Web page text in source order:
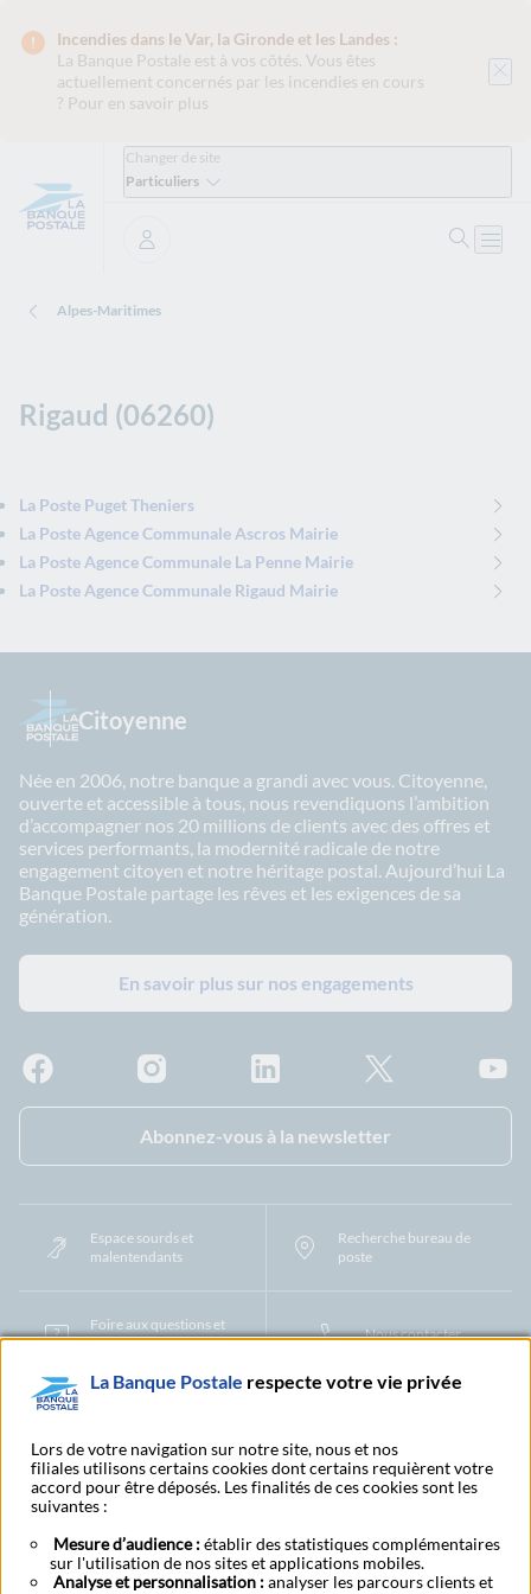
Incendies dans le Var, la Gironde et les Landes :
La Banque Postale est à vos côtés. Vous êtes
actuellement concernés par les incendies en cours
? Pour en savoir plus
Changer de site
Particuliers
Se connecter
Alpes-Maritimes
Rigaud (06260)
La Poste Puget Theniers
La Poste Agence Communale Ascros Mairie
La Poste Agence Communale La Penne Mairie
La Poste Agence Communale Rigaud Mairie
Citoyenne
Née en 2006, notre banque a grandi avec vous. Citoyenne,
ouverte et accessible à tous, nous revendiquons l’ambition
d’accompagner nos 20 millions de clients avec des offres et
services performants, la modernité radicale de notre
engagement citoyen et notre héritage postal. Aujourd’hui La
Banque Postale partage les rêves et les exigences de sa
génération.
En savoir plus sur nos engagements
Abonnez-vous à la newsletter
Espace sourds et
malentendants
Recherche bureau de
poste
Foire aux questions et
centre d'aide
Nous contacter
Protection des Données à Caractère PersonnelFiliales et partenaires
CookiesGestion des cookiesActualiser vos informations
Contestation et réclamation Coordonnées Centres Financiers
Alertes fraudes et points de vigilance Actualités réglementaires CGU
Aide navigateur et systèmes d'exploitation
Vider le cache de votre navigateurLexique Aide et accessibilité
La Banque Postale respecte votre vie privée
Lors de votre navigation sur notre site, nous et nos
filiales utilisons certains cookies dont certains requièrent votre
accord pour être déposés. Les finalités de ces cookies sont les
suivantes :
Mesure d’audience :établir des statistiques complémentaires
sur l'utilisation de nos sites et applications mobiles.
Analyse et personnalisation :analyser les parcours clients et